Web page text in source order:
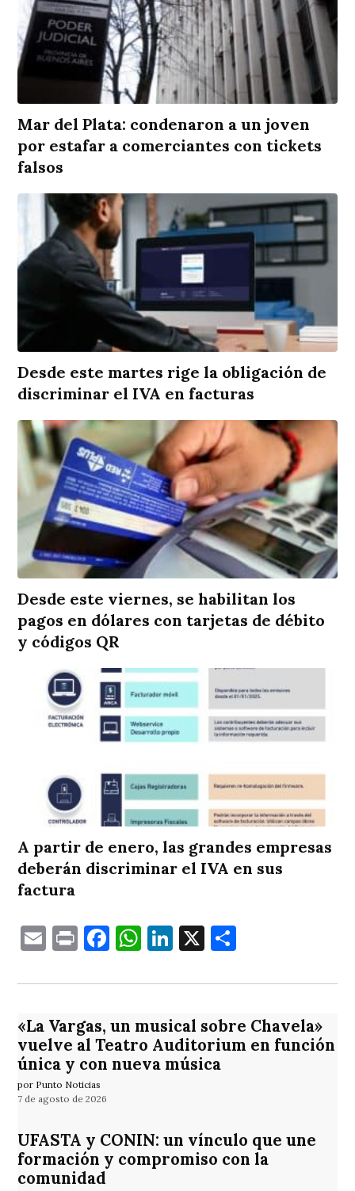
Mar del Plata: condenaron a un joven
por estafar a comerciantes con tickets
falsos
Desde este martes rige la obligación de
discriminar el IVA en facturas
Desde este viernes, se habilitan los
pagos en dólares con tarjetas de débito
y códigos QR
A partir de enero, las grandes empresas
deberán discriminar el IVA en sus
factura
EmailPrintFacebook
WhatsApp
LinkedIn
X
«La Vargas, un musical sobre Chavela»
vuelve al Teatro Auditorium en función
única y con nueva música
por Punto Noticias
7 de agosto de 2026
UFASTA y CONIN: un vínculo que une
formación y compromiso con la
comunidad